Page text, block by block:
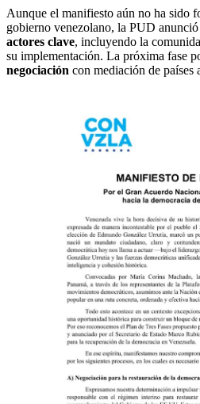
Aunque el manifiesto aún no ha sido
gobierno venezolano, la PUD anunció
actores clave, incluyendo la
su implementación. La próxima fase
negociación con mediación de países